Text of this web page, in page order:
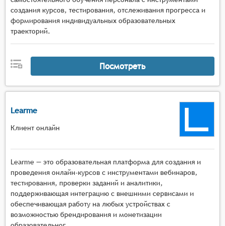
создания курсов, тестирования, отслеживания прогресса и
формирования индивидуальных образовательных
траекторий.
Посмотреть
Learme
Клиент онлайн
Learme — это образовательная платформа для создания и
проведения онлайн-курсов с инструментами вебинаров,
тестирования, проверки заданий и аналитики,
поддерживающая интеграцию с внешними сервисами и
обеспечивающая работу на любых устройствах с
возможностью брендирования и монетизации